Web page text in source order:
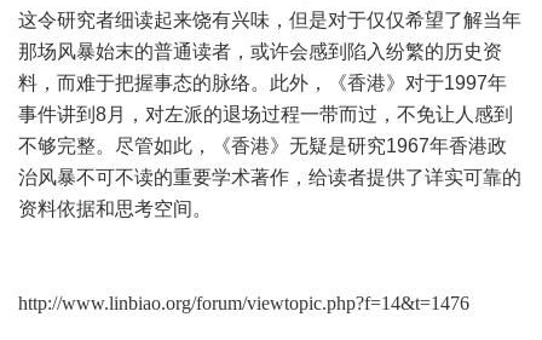
这令研究者细读起来饶有兴味，但是对于仅仅希望了解当年
那场风暴始末的普通读者，或许会感到陷入纷繁的历史资
料，而难于把握事态的脉络。此外，《香港》对于1997年
事件讲到 8月，对左派的退场过程一带而过，不免让人感到
不够完整。尽管如此，《香港》无疑是研究1967年香港政
治风暴不可不读的重要学术著作，给读者提供了详实可靠的
资料依据和思考空间。
http://www.linbiao.org/forum/viewtopic.php?f=14&t=1476